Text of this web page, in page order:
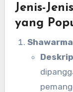
Jenis-
yang
Shawarma